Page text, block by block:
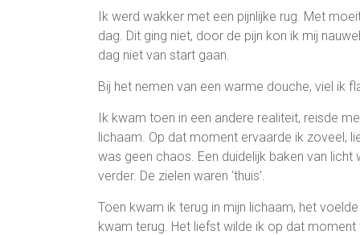
Ik werd wakker met een pijnlijke rug. Met
dag. Dit ging niet, door de pijn kon ik mij
dag niet van start gaan.
Bij het nemen van een warme douche, viel ik
Ik kwam toen in een andere realiteit, reisde
lichaam. Op dat moment ervaarde ik zoveel,
was geen chaos. Een duidelijk baken van
verder. De zielen waren ‘thuis’.
Toen kwam ik terug in mijn lichaam, het
kwam terug. Het liefst wilde ik op dat moment